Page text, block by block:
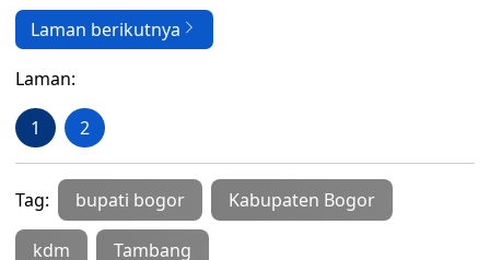
Laman berikutnya
Laman:
1 2
Tag: bupati bogor Kabupaten Bogor
kdm Tambang